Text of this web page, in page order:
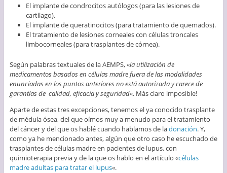
El implante de condrocitos autólogos (para las lesiones de
cartílago).
El implante de queratinocitos (para tratamiento de quemados).
El tratamiento de lesiones corneales con células troncales
limbocorneales (para trasplantes de córnea).
Según palabras textuales de la AEMPS, «la utilización de
medicamentos basados en células madre fuera de las modalidades
enunciadas en los puntos anteriores no está autorizada y carece de
garantías de calidad, eficacia y seguridad«. Más claro imposible!
Aparte de estas tres excepciones, tenemos el ya conocido trasplante
de médula ósea, del que oímos muy a menudo para el tratamiento
del cáncer y del que os hablé cuando hablamos de ladonación. Y,
como ya he mencionado antes, algún que otro caso he escuchado de
trasplantes de células madre en pacientes de lupus, con
quimioterapia previa y de la que os hablo en el artículo «células
madre adultas para tratar el lupus«.